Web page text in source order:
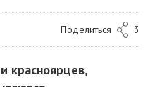
Поделиться 3
красноярцев,